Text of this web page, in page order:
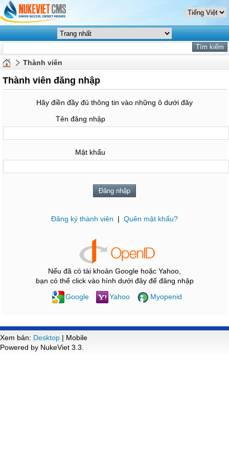
Thành viên
Thành viên đăng nhập
Hãy điền đầy đủ thông tin vào những ô dưới đây
Tên đăng nhập
Mật khẩu
Đăng ký thành viên | Quên mật khẩu?
Nếu đã có tài khoản Google hoặc Yahoo,
bạn có thể click vào hình dưới đây để đăng nhập
Google
Yahoo Myopenid
Xem bản: Desktop | Mobile
Powered by NukeViet 3.3.